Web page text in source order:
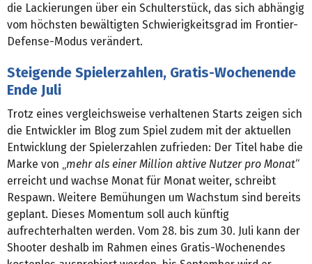
die Lackierungen über ein Schulterstück, das sich abhängig
vom höchsten bewältigten Schwierigkeitsgrad im Frontier-
Defense-Modus verändert.
Steigende Spielerzahlen, Gratis-Wochenende
Ende Juli
Trotz eines vergleichsweise verhaltenen Starts zeigen sich
die Entwickler im Blog zum Spiel zudem mit der aktuellen
Entwicklung der Spielerzahlen zufrieden: Der Titel habe die
Marke von „ mehr als einer Million aktive Nutzer pro Monat“
erreicht und wachse Monat für Monat weiter, schreibt
Respawn. Weitere Bemühungen um Wachstum sind bereits
geplant. Dieses Momentum soll auch künftig
aufrechterhalten werden. Vom 28. bis zum 30. Juli kann der
Shooter deshalb im Rahmen eines Gratis-Wochenendes